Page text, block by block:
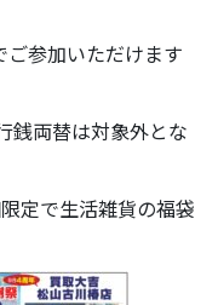
ご参加いただけます
銭両替は対象外とな
定で生活雑貨の福袋